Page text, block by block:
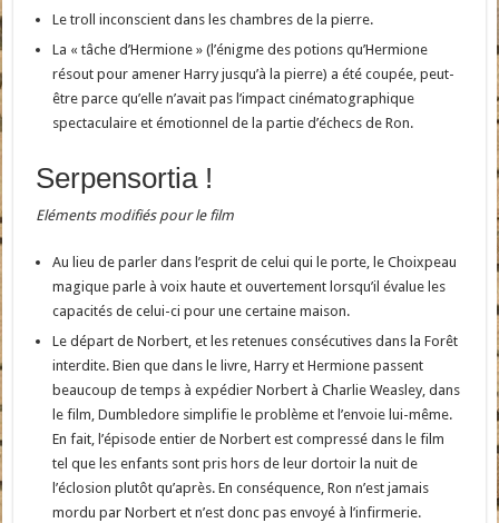
Le troll inconscient dans les chambres de la pierre.
La « tâche d’Hermione » (l’énigme des potions qu’Hermione
résout pour amener Harry jusqu’à la pierre) a été coupée, peut-
être parce qu’elle n’avait pas l’impact cinématographique
spectaculaire et émotionnel de la partie d’échecs de Ron.
Serpensortia !
Eléments modifiés pour le film
Au lieu de parler dans l’esprit de celui qui le porte, le Choixpeau
magique parle à voix haute et ouvertement lorsqu’il évalue les
capacités de celui-ci pour une certaine maison.
Le départ de Norbert, et les retenues consécutives dans la Forêt
interdite. Bien que dans le livre, Harry et Hermione passent
beaucoup de temps à expédier Norbert à Charlie Weasley, dans
le film, Dumbledore simplifie le problème et l’envoie lui-même.
En fait, l’épisode entier de Norbert est compressé dans le film
tel que les enfants sont pris hors de leur dortoir la nuit de
l’éclosion plutôt qu’après. En conséquence, Ron n’est jamais
mordu par Norbert et n’est donc pas envoyé à l’infirmerie.